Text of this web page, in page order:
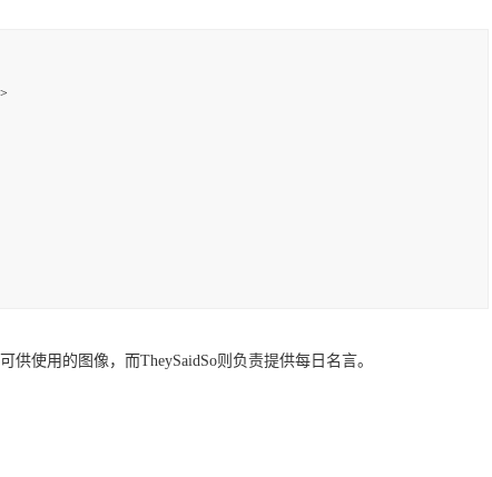
供使用的图像，而TheySaidSo则负责提供每日名言。